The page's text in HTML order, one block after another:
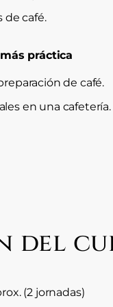
de café.
práctica
de café.
en una cafetería.
del
(2 jornadas)